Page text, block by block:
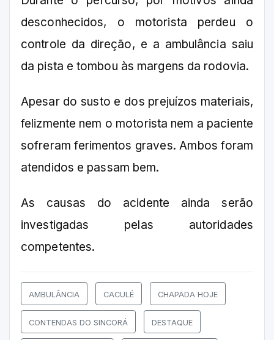
desconhecidos, o motorista perdeu o
controle da direção, e a ambulância saiu
da pista e tombou às margens da rodovia.
Apesar do susto e dos prejuízos materiais,
felizmente nem o motorista nem a paciente
sofreram ferimentos graves. Ambos foram
atendidos e passam bem.
As causas do acidente ainda serão
investigadas pelas autoridades
competentes.
AMBULÂNCIA CACULÉ CHAPADA HOJE
CONTENDAS DO SINCORÁ DESTAQUE